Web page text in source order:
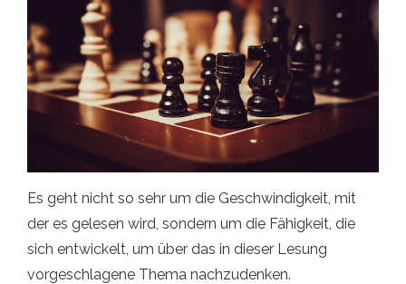
Es geht nicht so sehr um die Geschwindigkeit, mit
der es gelesen wird, sondern um die Fähigkeit, die
sich entwickelt, um über das in dieser Lesung
vorgeschlagene Thema nachzudenken.